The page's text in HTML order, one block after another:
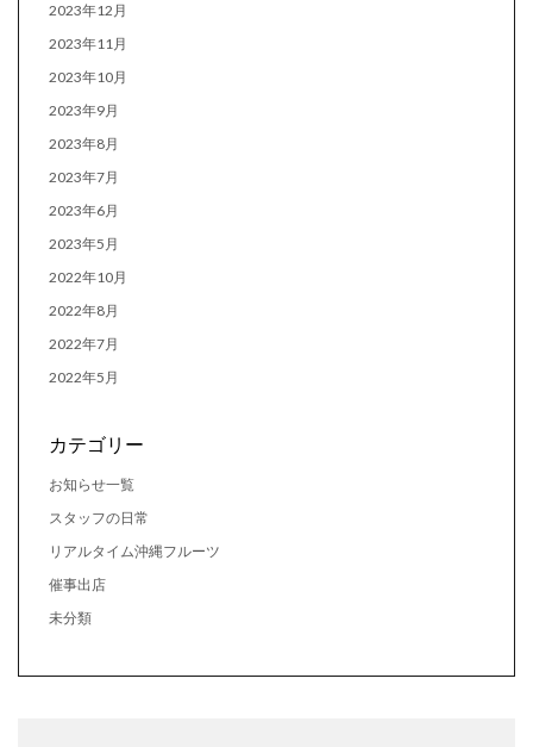
2023年12月
2023年11月
2023年10月
2023年9月
2023年8月
2023年7月
2023年6月
2023年5月
2022年10月
2022年8月
2022年7月
2022年5月
カテゴリー
お知らせ一覧
スタッフの日常
リアルタイム沖縄フルーツ
催事出店
未分類